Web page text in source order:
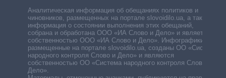
Аналитическая информация об обещаниях политиков и
чиновников, размещенных на портале slovoidilo.ua, а также
информация о состоянии выполнения этих обещаний,
собрана и обработана ООО «ИА Слово и Дело» и является
собственностью ООО «ИА Слово и Дело». Инфографики,
размещенные на портале slovoidilo.ua, созданы ОО «Система
народного контроля Слово и Дело» и являются
собственностью ОО «Система народного контроля Слово и
Дело».